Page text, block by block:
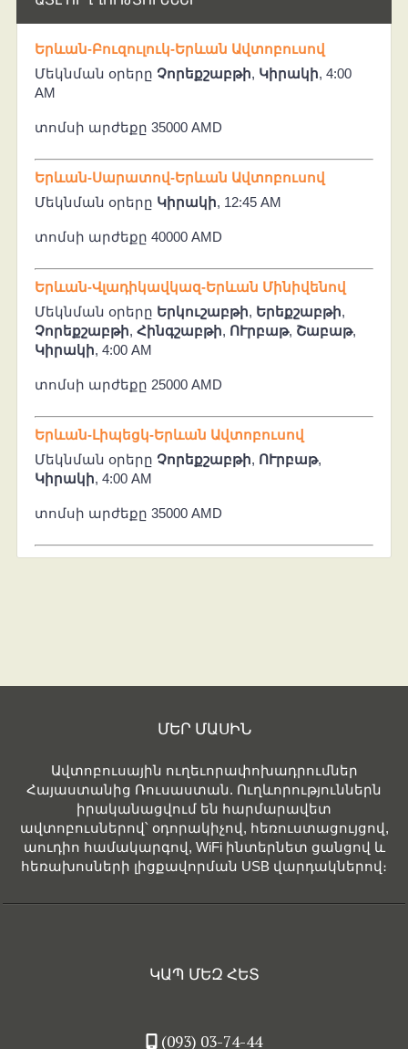
Երևան-Բուզուլուկ-Երևան Ավտոբուսով
Մեկնման օրերը Չորեքշաբթի, Կիրակի, 4:00
AM
տոմսի արժեքը 35000 AMD
Երևան-Սարատով-Երևան Ավտոբուսով
Մեկնման օրերը Կիրակի, 12:45 AM
տոմսի արժեքը 40000 AMD
Երևան-Վլադիկավկազ-Երևան Մինիվենով
Մեկնման օրերը Երկուշաբթի, Երեքշաբթի,
Չորեքշաբթի, Հինգշաբթի, ՈՒրբաթ, Շաբաթ,
Կիրակի, 4:00 AM
տոմսի արժեքը 25000 AMD
Երևան-Լիպեցկ-Երևան Ավտոբուսով
Մեկնման օրերը Չորեքշաբթի, ՈՒրբաթ,
Կիրակի, 4:00 AM
տոմսի արժեքը 35000 AMD
ՄԵՐ ՄԱՍԻՆ
Ավտոբուսային ուղեւորափոխադրումներ
Հայաստանից Ռուսաստան. Ուղևորություններն
իրականացվում են հարմարավետ
ավտոբուսներով՝ օդորակիչով, հեռուստացույցով,
աուդիո համակարգով, WiFi ինտերնետ ցանցով և
հեռախոսների լիցքավորման USB վարդակներով։
ԿԱՊ ՄԵԶ ՀԵՏ
(093) 03-74-44